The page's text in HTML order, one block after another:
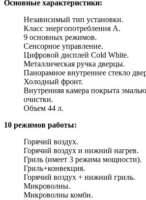
Основные характеристики:
Независимый тип установки.
Класс энергопотребления А.
9 основных режимов.
Сенсорное управление.
Цифровой дисплей Cold White.
Металлическая ручка дверцы.
Панорамное внутреннее стекло
Холодный фронт.
Внутренняя камера покрыта
очистки.
Объем 44 л.
10 режимов работы:
Горячий воздух.
Горячий воздух и нижний нагрев.
Гриль (имеет 3 режима мощности).
Гриль+конвекция.
Горячий воздух + нижний гриль.
Микроволны.
Микроволны комби.